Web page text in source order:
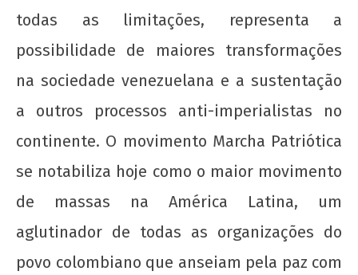
todas as limitações, representa a
possibilidade de maiores transformações
na sociedade venezuelana e a sustentação
a outros processos anti-imperialistas no
continente. O movimento Marcha Patriótica
se notabiliza hoje como o maior movimento
de massas na América Latina, um
aglutinador de todas as organizações do
povo colombiano que anseiam pela paz com